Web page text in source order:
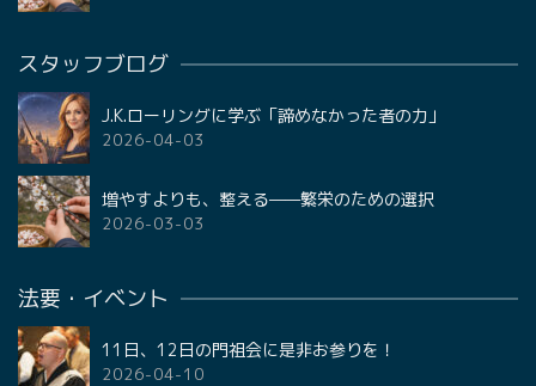
スタッフブログ
J.K.ローリングに学ぶ「諦めなかった者の力」
2026-04-03
増やすよりも、整える——繁栄のための選択
2026-03-03
法要・イベント
11日、12日の門祖会に是非お参りを！
2026-04-10